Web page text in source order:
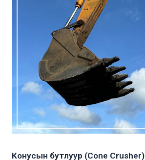
Конусын бутлуур (Cone Crusher)